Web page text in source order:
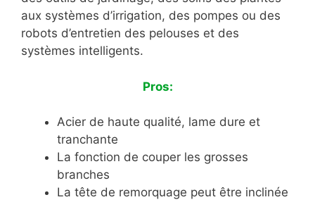
aux systèmes d’irrigation, des pompes ou des
robots d’entretien des pelouses et des
systèmes intelligents.
Pros:
Acier de haute qualité, lame dure et
tranchante
La fonction de couper les grosses
branches
La tête de remorquage peut être inclinée